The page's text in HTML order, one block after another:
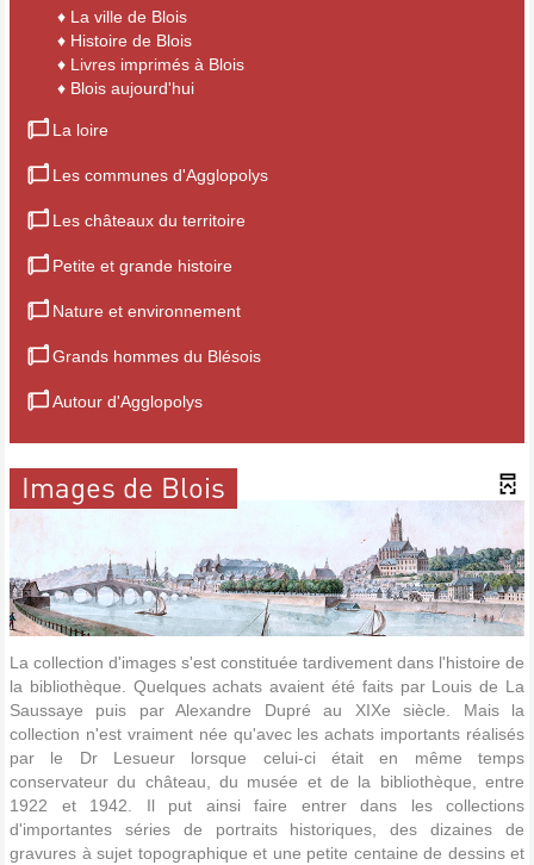
♦ La ville de Blois
♦ Histoire de Blois
♦ Livres imprimés à Blois
♦ Blois aujourd'hui
La loire
Les communes d'Agglopolys
Les châteaux du territoire
Petite et grande histoire
Nature et environnement
Grands hommes du Blésois
Autour d'Agglopolys
Images de Blois
La collection d'images s'est constituée tardivement dans l'histoire de
la bibliothèque. Quelques achats avaient été faits par Louis de La
Saussaye puis par Alexandre Dupré au XIXe siècle. Mais la
collection n'est vraiment née qu'avec les achats importants réalisés
par le Dr Lesueur lorsque celui-ci était en même temps
conservateur du château, du musée et de la bibliothèque, entre
1922 et 1942. Il put ainsi faire entrer dans les collections
d'importantes séries de portraits historiques, des dizaines de
gravures à sujet topographique et une petite centaine de dessins et